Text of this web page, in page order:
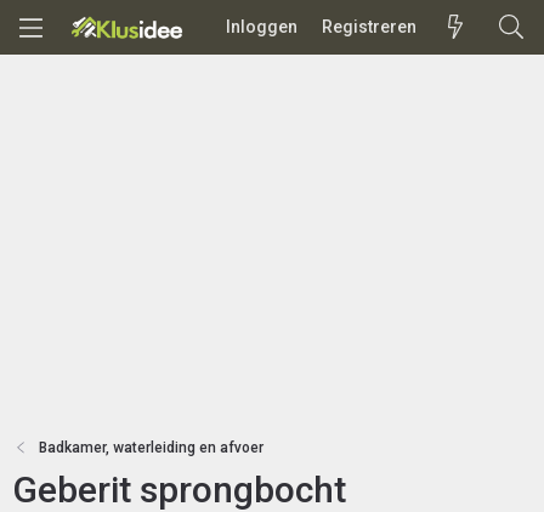
Inloggen Registreren
Badkamer, waterleiding en afvoer
Geberit sprongbocht